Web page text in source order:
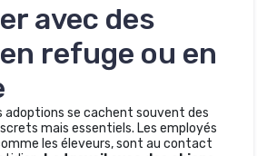
avec des
refuge ou en
adoptions se cachent souvent des
mais essentiels. Les employés
les éleveurs, sont au contact